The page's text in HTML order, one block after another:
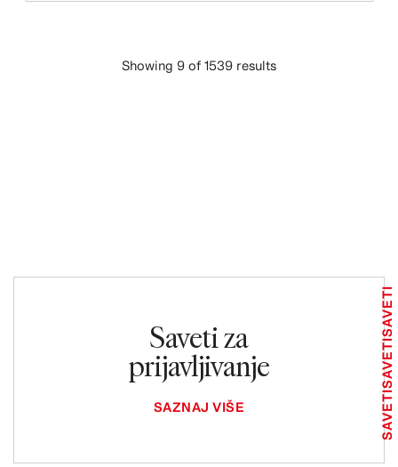
Showing 9 of 1539 results
Saveti za
prijavljivanje
SAZNAJ VIŠE SAVETI
SAVETI
SAVETI